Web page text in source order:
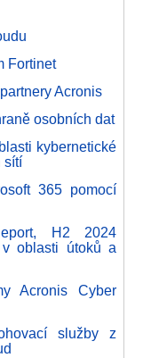
Fortinet
Acronis
osobních dat
kybernetické
sítí
365 pomocí
H2 2024
oblasti útoků a
Acronis Cyber
služby z